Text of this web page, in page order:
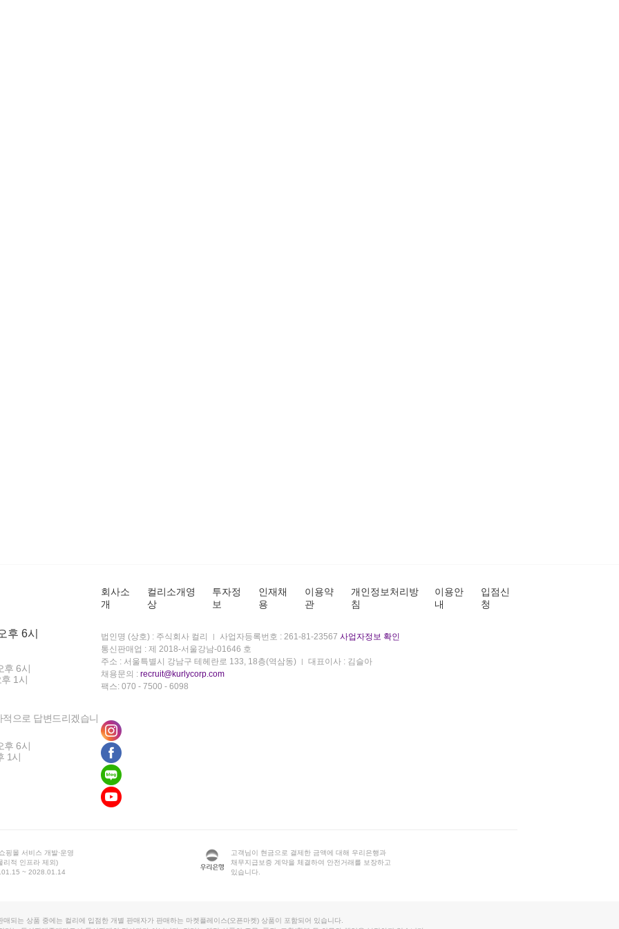
후 6시
후 6시
1시
으로 답변드리겠습니
후 6시
1시
회사소
개
컬리소개영
상
투자정
보
인재채
용
이용약
관
개인정보처리방
침
이용안
내
입점신
청
법인명 (상호) : 주식회사 컬리 사업자등록번호 : 261-81-23567 사업자정보 확인
통신판매업 : 제 2018-서울강남-01646 호
주소 : 서울특별시 강남구 테헤란로 133, 18층(역삼동)
대표이사 : 김슬아
채용문의 : recruit@kurlycorp.com
팩스: 070 - 7500 - 6098
핑몰 서비스 개발·운영
리적 인프라 제외)
~ 2028.01.14
고객님이 현금으로 결제한 금액에 대해 우리은행과
채무지급보증 계약을 체결하여 안전거래를 보장하고
있습니다.
매되는 상품 중에는 컬리에 입점한 개별 판매자가 판매하는 마켓플레이스(오픈마켓) 상품이 포함되어 있습니다.